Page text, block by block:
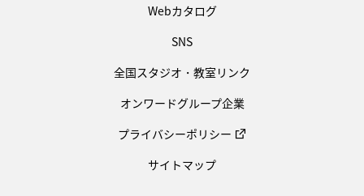
Webカタログ
SNS
全国スタジオ・教室リンク
オンワードグループ企業
プライバシーポリシー
サイトマップ